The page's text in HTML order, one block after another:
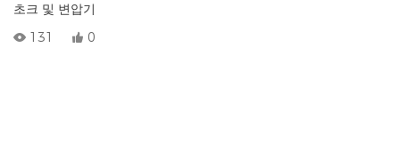
초크 및 변압기
131
0